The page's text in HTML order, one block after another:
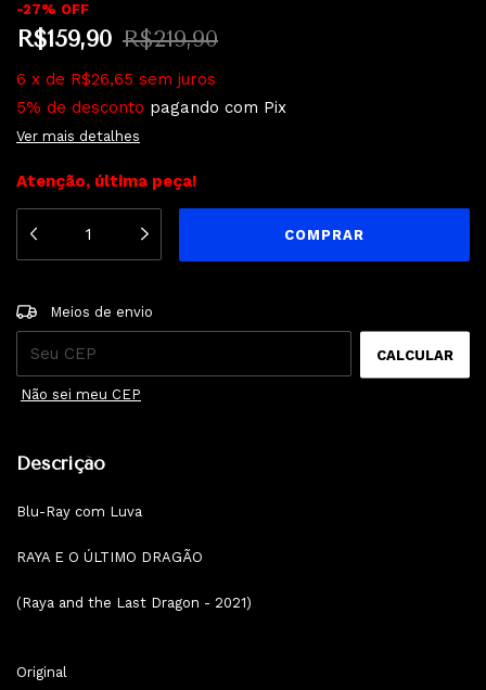
-27% OFF
R$159,90 R$219,90
6 x de R$26,65 sem juros
5% de desconto pagando com Pix
Ver mais detalhes
Atenção, última peça!
Entregas para o CEP:
Meios de envio
CALCULAR
Não sei meu CEP
Descrição
Blu-Ray com Luva
RAYA E O ÚLTIMO DRAGÃO
(Raya and the Last Dragon - 2021)
Original